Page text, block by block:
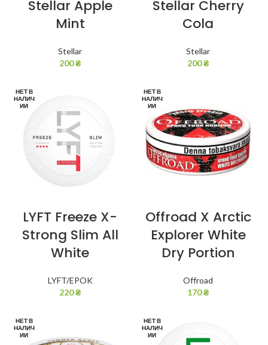
Stellar Apple
Mint
Stellar
200₴
Stellar Cherry
Cola
Stellar
200₴
НЕТ В
НАЛИЧ
ИИ
LYFT Freeze X-
Strong Slim All
White
LYFT/EPOK
220₴
НЕТ В
НАЛИЧ
ИИ
Offroad X Arctic
Explorer White
Dry Portion
Offroad
170₴
НЕТ В
НАЛИЧ
ИИ
НЕТ В
НАЛИЧ
ИИ